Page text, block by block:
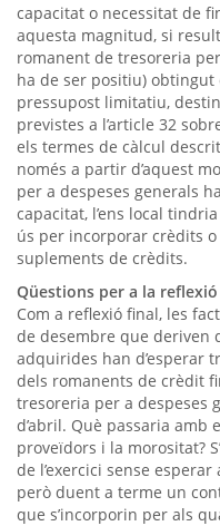
capacitat o necessitat de
aquesta magnitud, si
romanent de tresoreria
ha de ser positiu)
pressupost limitatiu,
previstes a l’article 32
els termes de càlcul
només a partir d’aquest
per a despeses generals
capacitat, l’ens local
ús per incorporar crèdits
suplements de crèdits.
Qüestions per a la reflexió
Com a reflexió final, les
de desembre que deriven
adquirides han d’esperar
dels romanents de crèdit
tresoreria per a despeses
d’abril. Què passaria
proveïdors i la morositat?
de l’exercici sense
però duent a terme un
que s’incorporin per als